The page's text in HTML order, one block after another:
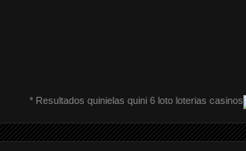
* Resultados quinielas quini 6 loto loterias casinos